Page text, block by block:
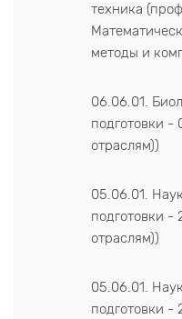
техника
методы и
06.06.01.
подготовки -
отраслям))
05.06.01.
подготовки -
отраслям))
05.06.01.
подготовки -